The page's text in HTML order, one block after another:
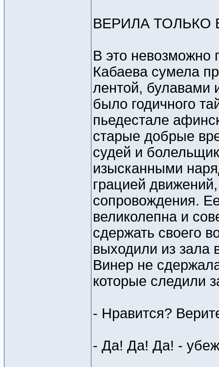
ВЕРИЛА ТОЛЬКО
В это невозможно
Кабаева сумела
лентой, булавами
было годичного
пьедестале
старые добрые
судей и
изысканными
грацией
сопровождения.
великолепна и
сдержать своего
выходили из зала
Винер не
которые следили
- Нравится?
- Да! Да! Да! -